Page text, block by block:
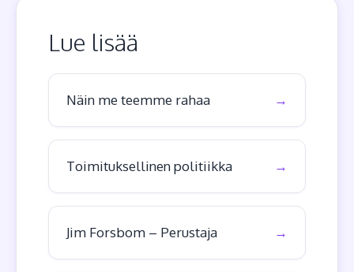
Lue lisää
Näin me teemme rahaa
Toimituksellinen politiikka
Jim Forsbom – Perustaja